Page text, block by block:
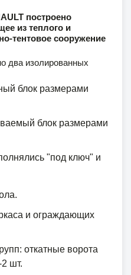
построено
из теплого и
тентовое сооружение
два изолированных
блок размерами
блок размерами
"под ключ" и
и ограждающих
откатные ворота
шт.